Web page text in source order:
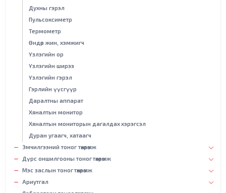
Духны гэрэл
Пульсоксиметр
Термометр
Өндөр жин, хэмжигч
Үзлэгийн ор
Үзлэгийн ширээ
Үзлэгийн гэрэл
Гэрлийн үүсгүүр
Даралтны аппарат
Хяналтын монитор
Хяналтын мониторын дагалдах хэрэгсэл
Дуран угаагч, хатаагч
Эмчилгээний тоног төхөөрөмж
Дүрс оншилгооны тоног төхөөрөмж
Мэс заслын тоног төхөөрөмж
Ариутгал